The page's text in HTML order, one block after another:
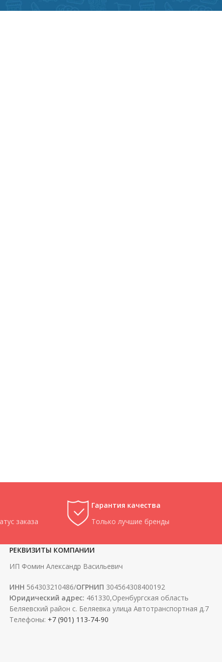
заказа
Гарантия качества
Только лучшие бренды
РЕКВИЗИТЫ КОМПАНИИ
ИП Фомин Александр Васильевич
ИНН 564303210486/ОГРНИП 304564308400192
Юридический адрес: 461330,Оренбургская область
Беляевский район с. Беляевка улица Автотранспортная д.7
Телефоны: +7 (901) 113-74-90